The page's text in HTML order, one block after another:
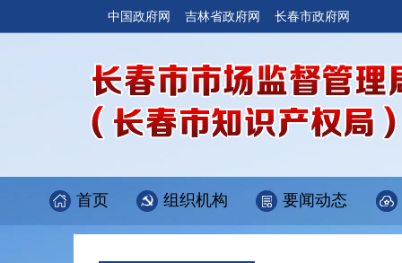
中国政府网 吉林省政府网 长春市政府网
首页 组织机构 要闻动态